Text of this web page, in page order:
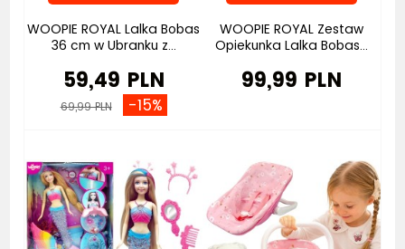
WOOPIE ROYAL Lalka Bobas
36 cm w Ubranku z...
59,49 PLN
69,99 PLN -15%
WOOPIE ROYAL Zestaw
Opiekunka Lalka Bobas...
99,99 PLN